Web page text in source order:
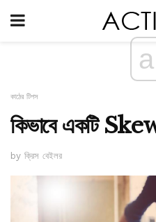
কাঠের টিপস
কিভাবে একটি
by ক্রিস বেইলর